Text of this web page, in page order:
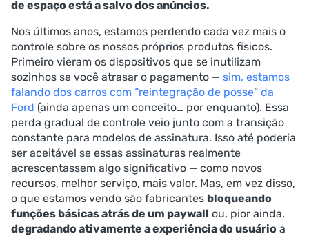
de espaço está a salvo dos anúncios.
Nos últimos anos, estamos perdendo cada vez mais o
controle sobre os nossos próprios produtos físicos.
Primeiro vieram os dispositivos que se inutilizam
sozinhos se você atrasar o pagamento — sim, estamos
falando dos carros com “reintegração de posse” da
Ford (ainda apenas um conceito… por enquanto). Essa
perda gradual de controle veio junto com a transição
constante para modelos de assinatura. Isso até poderia
ser aceitável se essas assinaturas realmente
acrescentassem algo significativo — como novos
recursos, melhor serviço, mais valor. Mas, em vez disso,
o que estamos vendo são fabricantes bloqueando
funções básicas atrás de um paywall ou, pior ainda,
degradando ativamente a experiência do usuário a